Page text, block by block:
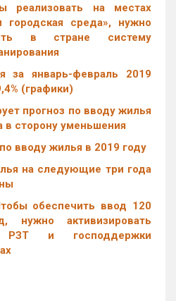
реализовать на местах
среда», нужно
в стране систему
за январь-февраль 2019
(графики)
прогноз по вводу жилья
в сторону уменьшения
вводу жилья в 2019 году
на следующие три года
обеспечить ввод 120
активизировать
и господдержки